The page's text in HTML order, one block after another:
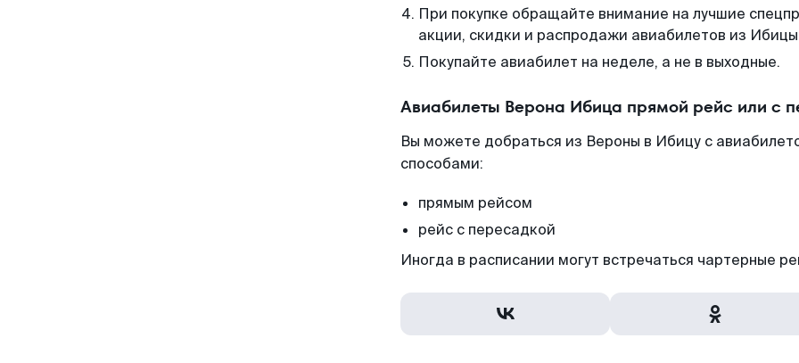
При покупке обращайте внимание на лучшие
акции, скидки и распродажи авиабилетов из
Покупайте авиабилет на неделе, а не в выходные.
Авиабилеты Верона Ибица прямой рейс или с
Вы можете добраться из Вероны в Ибицу с
способами:
прямым рейсом
рейс с пересадкой
Иногда в расписании могут встречаться чартерные